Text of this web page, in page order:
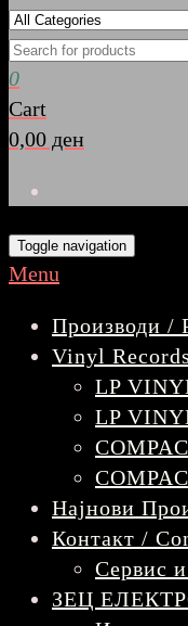
0
Cart
0,00 ден
Toggle navigation
Menu
Производи /
Vinyl
LP
LP
Најнови
Контакт /
Сервис
ЗЕЦ